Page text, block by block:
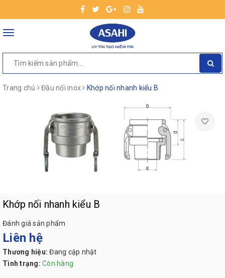
Toggle
Trang chủ Đầu nối inox Khớp nối nhanh kiểu B
Khớp nối nhanh kiểu B
Đánh giá sản phẩm
Liên hệ
Thương hiệu: Đang cập nhật
Tình trạng: Còn hàng